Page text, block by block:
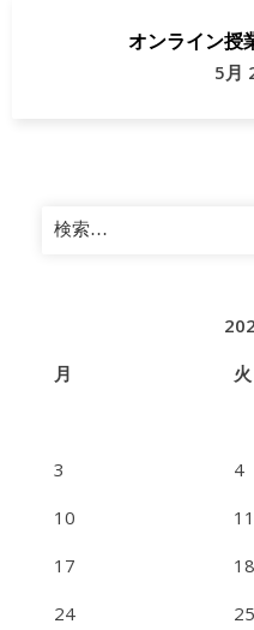
オンライン授
5月
検
索:
月
火
3
4
10
11
17
18
24
25